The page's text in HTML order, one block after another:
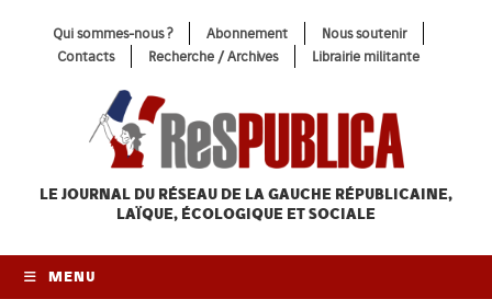
Qui sommes-nous ? Abonnement
Nous soutenir
Contacts
Recherche / Archives Librairie militante
LE JOURNAL DU RÉSEAU DE LA GAUCHE RÉPUBLICAINE,
LAÏQUE, ÉCOLOGIQUE ET SOCIALE
MENU